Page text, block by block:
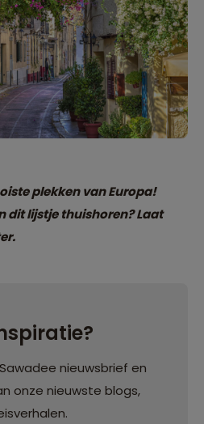
plekken van Europa!
dit lijstje thuishoren? Laat
nieuwsbrief en
onze nieuwste blogs,